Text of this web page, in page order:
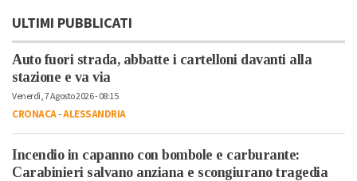
ULTIMI PUBBLICATI
Auto fuori strada, abbatte i cartelloni davanti alla
stazione e va via
Venerdì, 7 Agosto 2026 - 08:15
CRONACA-ALESSANDRIA
Incendio in capanno con bombole e carburante:
Carabinieri salvano anziana e scongiurano tragedia